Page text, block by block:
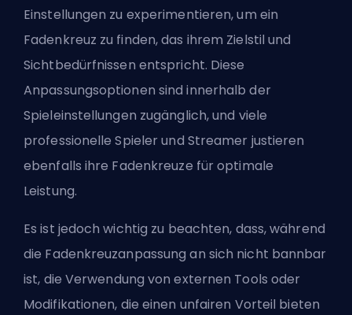
Einstellungen zu experimentieren, um ein
Fadenkreuz zu finden, das ihrem Zielstil und
Sichtbedürfnissen entspricht. Diese
Anpassungsoptionen sind innerhalb der
Spieleinstellungen zugänglich, und viele
professionelle Spieler und Streamer justieren
ebenfalls ihre Fadenkreuze für optimale
Leistung.
Es ist jedoch wichtig zu beachten, dass, während
die Fadenkreuzanpassung an sich nicht bannbar
ist, die Verwendung von externen Tools oder
Modifikationen, die einen unfairen Vorteil bieten